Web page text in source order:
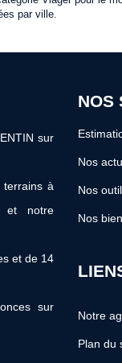
par ville.
sur
à
et notre
et de 14
sur
NOS
Nos
Nos
Nos
Notre
Plan du